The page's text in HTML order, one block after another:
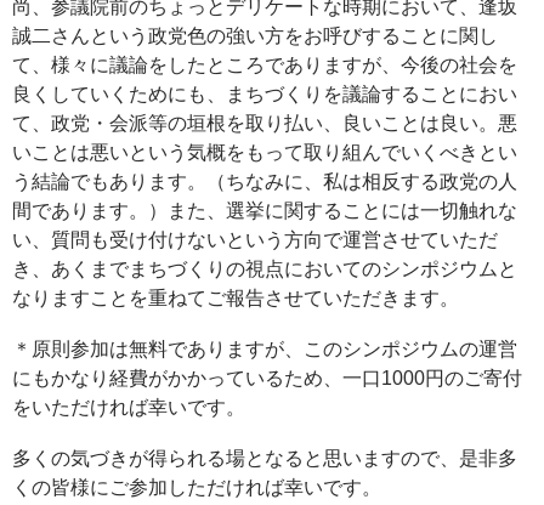
尚、参議院前のちょっとデリケートな時期において、逢坂
誠二さんという政党色の強い方をお呼びすることに関し
て、様々に議論をしたところでありますが、今後の社会を
良くしていくためにも、まちづくりを議論することにおい
て、政党・会派等の垣根を取り払い、良いことは良い。悪
いことは悪いという気概をもって取り組んでいくべきとい
う結論でもあります。（ちなみに、私は相反する政党の人
間であります。）また、選挙に関することには一切触れな
い、質問も受け付けないという方向で運営させていただ
き、あくまでまちづくりの視点においてのシンポジウムと
なりますことを重ねてご報告させていただきます。
＊原則参加は無料でありますが、このシンポジウムの運営
にもかなり経費がかかっているため、一口1000円のご寄付
をいただければ幸いです。
多くの気づきが得られる場となると思いますので、是非多
くの皆様にご参加しただければ幸いです。